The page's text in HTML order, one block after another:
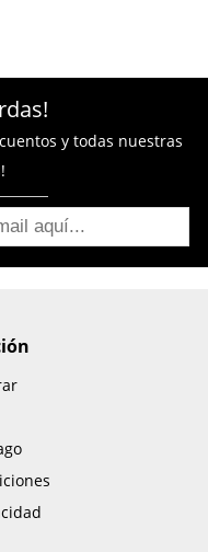
y todas nuestras